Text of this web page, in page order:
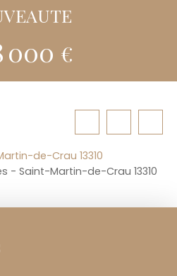
000 €
de-Crau 13310
- Saint-Martin-de-Crau 13310